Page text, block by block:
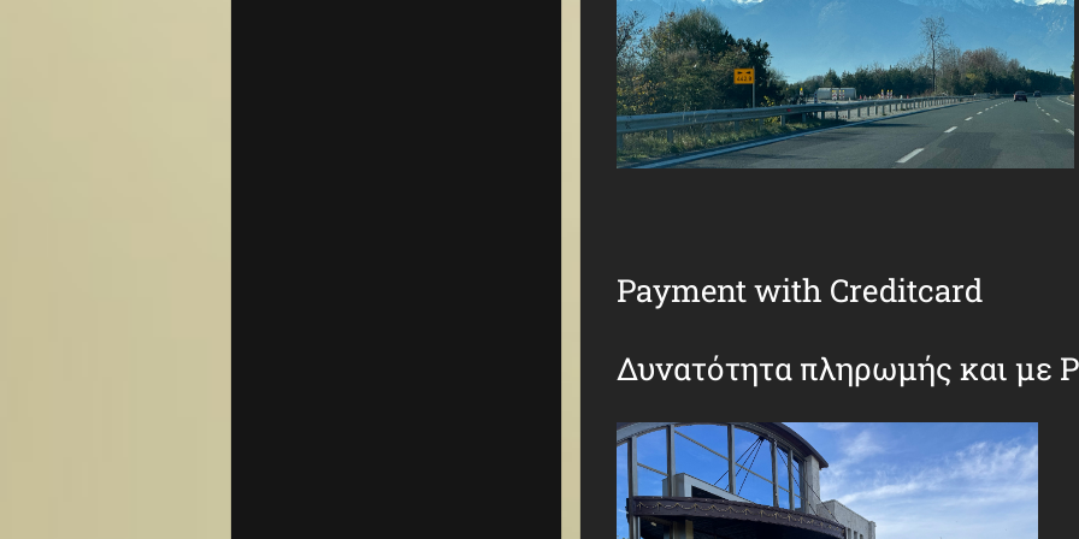
Payment with Creditcard
Δυνατότητα πληρωμής και με